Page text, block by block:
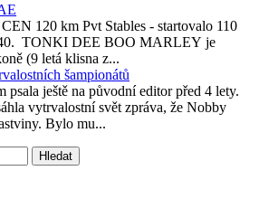
120 km Pvt Stables - startovalo 110
TONKI DEE BOO MARLEY je
(9 letá klisna z...
šampionátů
psala ještě na původní editor před 4 lety.
vytrvalostní svět zpráva, že Nobby
Bylo mu...